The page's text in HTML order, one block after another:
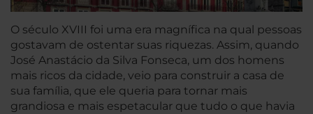
O século XVIII foi uma era magnífica na qual pessoas
gostavam de ostentar suas riquezas. Assim, quando
José Anastácio da Silva Fonseca, um dos homens
mais ricos da cidade, veio para construir a casa de
sua família, que ele queria para tornar mais
grandiosa e mais espetacular que tudo o que havia